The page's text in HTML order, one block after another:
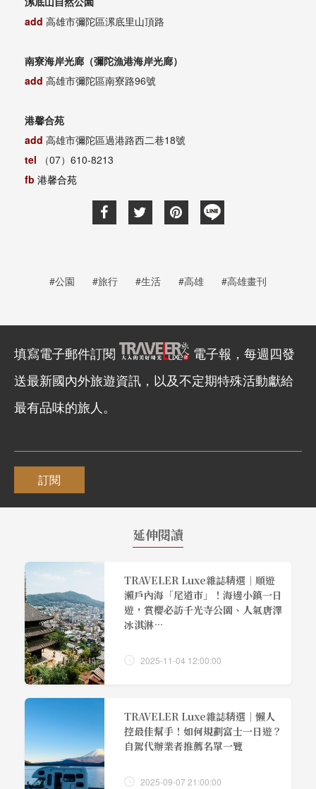
add 高雄市彌陀區漯底里山頂路
南寮海岸光廊（彌陀漁港海岸光廊）
add 高雄市彌陀區南寮路96號
港馨合苑
add 高雄市彌陀區過港路西二巷18號
tel （07）610-8213
fb 港馨合苑
#公園 #旅行 #生活 #高雄 #高雄畫刊
填寫電子郵件訂閱
電子報，每週四發
送最新國內外旅遊資訊，以及不定期特殊活動獻給
最有品味的旅人。
訂閱
延伸閱讀
TRAVELER Luxe雜誌精選｜順遊
瀨戶內海「尾道市」！海邊小鎮一日
遊，賞櫻必訪千光寺公園、人氣唐澤
冰淇淋…
2025-11-04 12:00:00
TRAVELER Luxe雜誌精選｜懶人
控最佳幫手！如何規劃富士一日遊？
自駕代辦業者推薦名單一覽
2025-09-07 21:00:00